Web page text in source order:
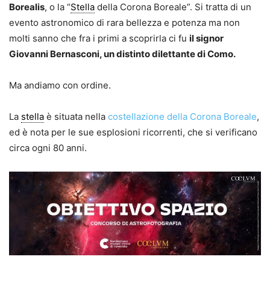
Borealis, o la “Stella della Corona Boreale”. Si tratta di un
evento astronomico di rara bellezza e potenza ma non
molti sanno che fra i primi a scoprirla ci fu il signor
Giovanni Bernasconi, un distinto dilettante di Como.
Ma andiamo con ordine.
La stella è situata nella costellazione della Corona Boreale,
ed è nota per le sue esplosioni ricorrenti, che si verificano
circa ogni 80 anni.